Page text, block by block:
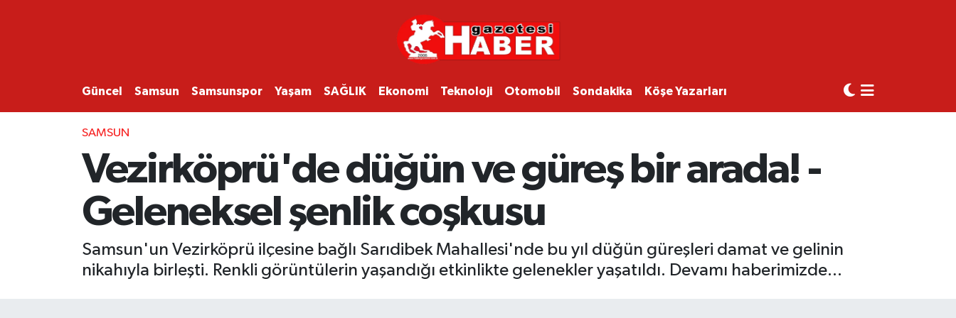
Güncel Samsun Samsunspor Yaşam SAĞLIK Ekonomi Teknoloji Otomobil Sondakika Köşe Yazarları
SAMSUN
Vezirköprü'de düğün ve güreş bir arada! -
Geleneksel şenlik coşkusu
Samsun'un Vezirköprü ilçesine bağlı Sarıdibek Mahallesi'nde bu yıl düğün güreşleri damat ve gelinin
nikahıyla birleşti. Renkli görüntülerin yaşandığı etkinlikte gelenekler yaşatıldı. Devamı haberimizde...
SAMSUN
SAMSUNSPOR
EKONOMİ